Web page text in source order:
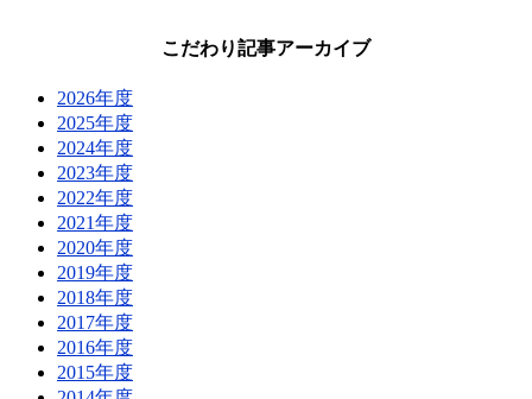
こだわり記事アーカイブ
2026年度
2025年度
2024年度
2023年度
2022年度
2021年度
2020年度
2019年度
2018年度
2017年度
2016年度
2015年度